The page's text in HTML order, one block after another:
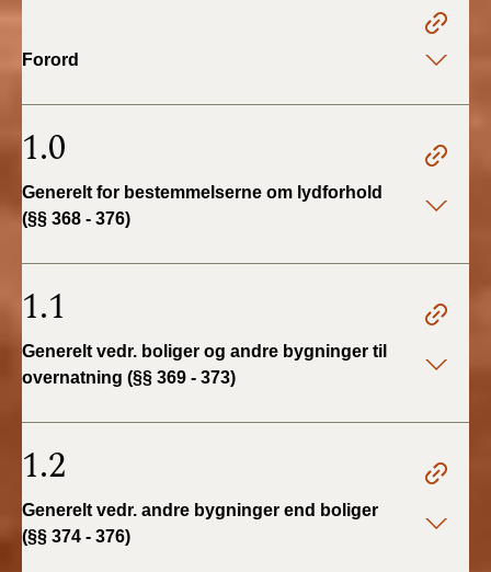
BR18 (1/1 - 30/6
BR18 (1/1-29/6
BR18 (10/3-30/6
BR18 (4/7-31/12
2019)
Forord
1.0
Generelt for bestemmelserne om lydforhold
(§§ 368 - 376)
1.1
Generelt vedr. boliger og andre bygninger til
overnatning (§§ 369 - 373)
1.2
Generelt vedr. andre bygninger end boliger
(§§ 374 - 376)